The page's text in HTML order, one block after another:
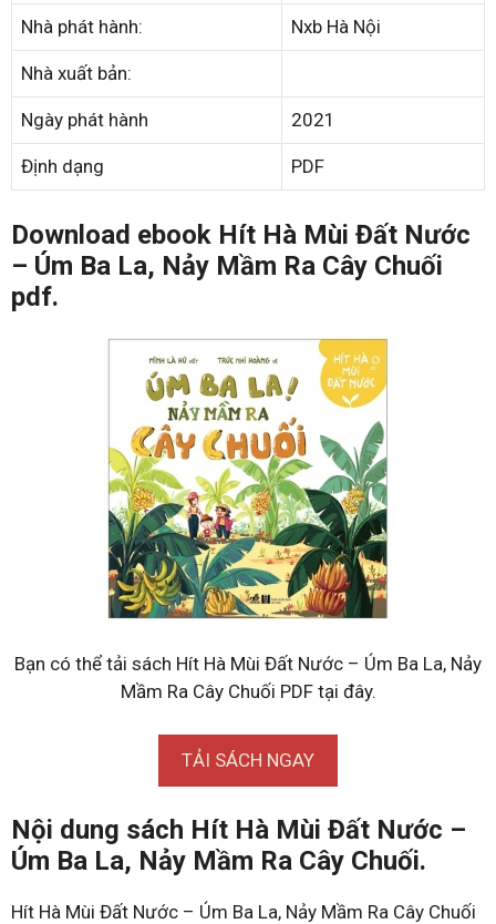
Nhà phát hành: Nxb Hà Nội
Nhà xuất bản:
Ngày phát hành 2021
Định dạng PDF
Download ebook Hít Hà Mùi Đất Nước
– Úm Ba La, Nảy Mầm Ra Cây Chuối
pdf.
Bạn có thể tải sách Hít Hà Mùi Đất Nước – Úm Ba La, Nảy
Mầm Ra Cây Chuối PDF tại đây.
TẢI SÁCH NGAY
Nội dung sách Hít Hà Mùi Đất Nước –
Úm Ba La, Nảy Mầm Ra Cây Chuối.
Hít Hà Mùi Đất Nước – Úm Ba La, Nảy Mầm Ra Cây Chuối